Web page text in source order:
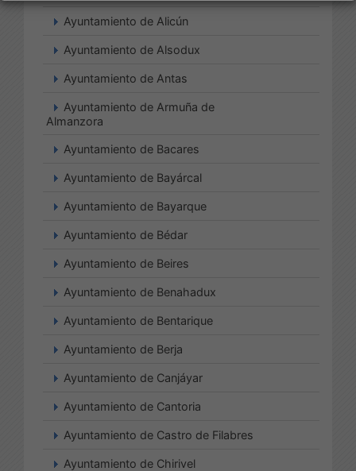
Ayuntamiento de Alicún
Ayuntamiento de Alsodux
Ayuntamiento de Antas
Ayuntamiento de Armuña de
Almanzora
Ayuntamiento de Bacares
Ayuntamiento de Bayárcal
Ayuntamiento de Bayarque
Ayuntamiento de Bédar
Ayuntamiento de Beires
Ayuntamiento de Benahadux
Ayuntamiento de Bentarique
Ayuntamiento de Berja
Ayuntamiento de Canjáyar
Ayuntamiento de Cantoria
Ayuntamiento de Castro de Filabres
Ayuntamiento de Chirivel